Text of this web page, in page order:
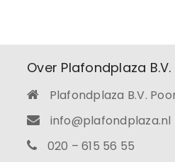
Over Plafondplaza B.V.
Plafondplaza B.V.
info@plafondplaza.nl
020 – 615 56 55